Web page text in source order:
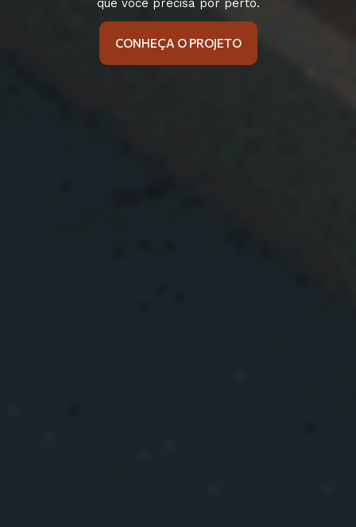
que você precisa por perto.
CONHEÇA O PROJETO